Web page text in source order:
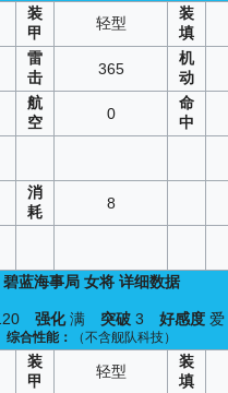
七夕
异色格：B3/D3
装
甲
轻型
装
填
雷
击
365
机
动
航
空
0
命
中
消
耗
8
碧蓝海事局 女将 详细数据
强化满 突破 3 好感度 爱
综合性能： （不含舰队科技）
装
甲
轻型
装
填